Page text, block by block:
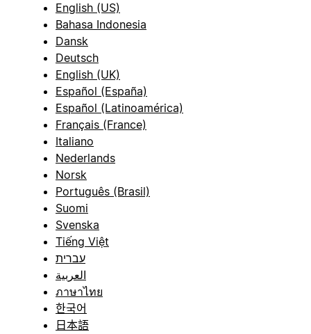
English (US)
Bahasa Indonesia
Dansk
Deutsch
English (UK)
Español (España)
Español (Latinoamérica)
Français (France)
Italiano
Nederlands
Norsk
Português (Brasil)
Suomi
Svenska
Tiếng Việt
עברית
العربية
ภาษาไทย
한국어
日本語